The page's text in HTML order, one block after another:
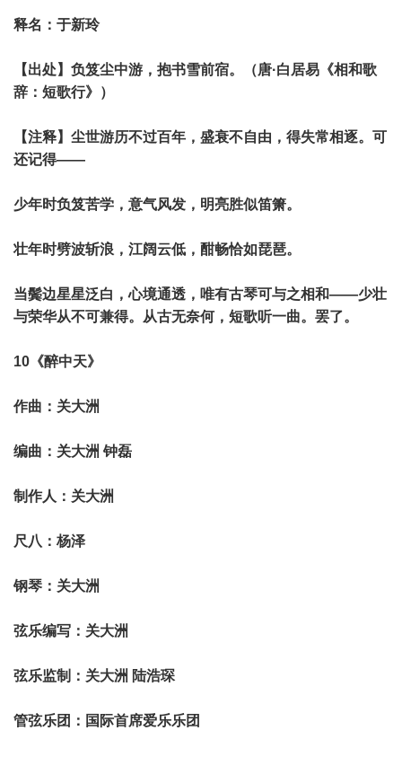
释名：于新玲
【出处】负笈尘中游，抱书雪前宿。（唐·白居易《相和歌
辞：短歌行》）
【注释】尘世游历不过百年，盛衰不自由，得失常相逐。可
还记得——
少年时负笈苦学，意气风发，明亮胜似笛箫。
壮年时劈波斩浪，江阔云低，酣畅恰如琵琶。
当鬓边星星泛白，心境通透，唯有古琴可与之相和——少壮
与荣华从不可兼得。从古无奈何，短歌听一曲。罢了。
10《醉中天》
作曲：关大洲
编曲：关大洲 钟磊
制作人：关大洲
尺八：杨泽
钢琴：关大洲
弦乐编写：关大洲
弦乐监制：关大洲 陆浩琛
管弦乐团：国际首席爱乐乐团